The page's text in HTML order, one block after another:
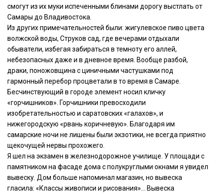
смогут из их муки испеченными блинами дорогу выстлать от
Самары до Владивостока.
Из других примечательностей были: жигулевское пиво цвета
волжской воды, Струков сад, где вечерами отдыхали
обыватели, избегая забираться в темноту его аллей,
небезопасных даже и в дневное время. Вообще разбой,
драки, поножовщина с циничными частушками под
гармонный перебор процветали в то время в Самаре.
Бесчинствующий в городе элемент носил кличку
«горчишников». Горчишники превосходили
изобретательностью и саратовских «галахов», и
нижегородскую «рвань коричневую». Благодаря им
самарские ночи не лишены были экзотики, не всегда приятно
щекочущей нервы прохожего.
Я шел на экзамен в железнодорожное училище. У площади с
памятником на фасаде дома с полукруглыми окнами я увидел
вывеску. Дом больше напоминал магазин, но вывеска
гласила: «Классы живописи и рисования»… Вывеска